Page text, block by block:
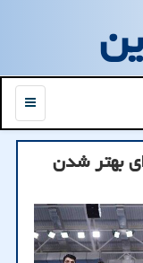
منو
بهتر شدن